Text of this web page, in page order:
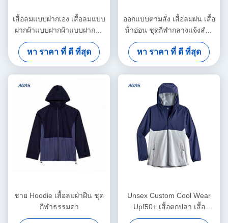
เสื้อลมแบบฝากเอง เสื้อลมแบบ
ฝากผ้าแบบฝากผ้าแบบฝากผ้า
แบบฝากผ้าแบบฝากผ้า
หา ราคา ที่ ดี ที่สุด
ออกแบบตามสั่ง เสื้อลมฝน เสื้อ
น้ําอ่อน ชุดกีฬากลางแจ้งสําห
รับผู้ชาย
หา ราคา ที่ ดี ที่สุด
ชาย Hoodie เสื้อลมฝ่าฝืน ชุด
กีฬาธรรมดา
Unsex Custom Cool Wear
Upf50+ เสื้อตกปลา เสื้อ
กันแดด เสื้อออกนอกสําหรับตก